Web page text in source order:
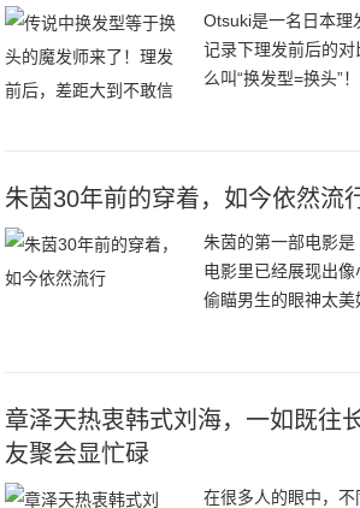
Otsuki是一名日本理
记录下理发前后的
么叫“换发型=换头”
矩，很老成，可能
朱茵30年前的穿着，如今依然流
朱茵的第一部电影
电影里已经展现出像
偷瞄男生的眼神太
搭也有许多可以借
章泽天热衷韩式刘海，一如既往
友聚会显忙碌
在很多人的眼中，